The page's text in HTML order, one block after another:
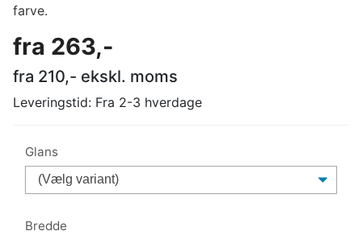
farve.
fra 263,-
fra 210,- ekskl. moms
Leveringstid: Fra 2-3 hverdage
Glans
Bredde